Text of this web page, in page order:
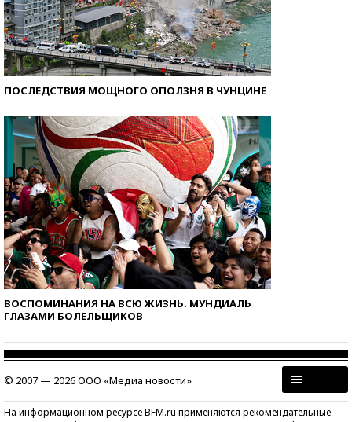
ПОСЛЕДСТВИЯ МОЩНОГО ОПОЛЗНЯ В ЧУНЦИНЕ
ВОСПОМИНАНИЯ НА ВСЮ ЖИЗНЬ. МУНДИАЛЬ
ГЛАЗАМИ БОЛЕЛЬЩИКОВ
© 2007 — 2026 ООО «Медиа новости»
На информационном ресурсе BFM.ru применяются рекомендательные